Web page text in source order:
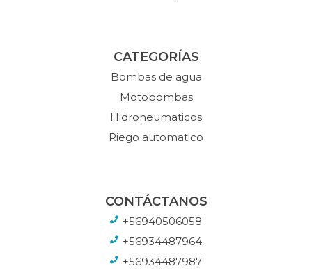
CATEGORÍAS
Bombas de agua
Motobombas
Hidroneumaticos
Riego automatico
CONTÁCTANOS
+56940506058
+56934487964
+56934487987